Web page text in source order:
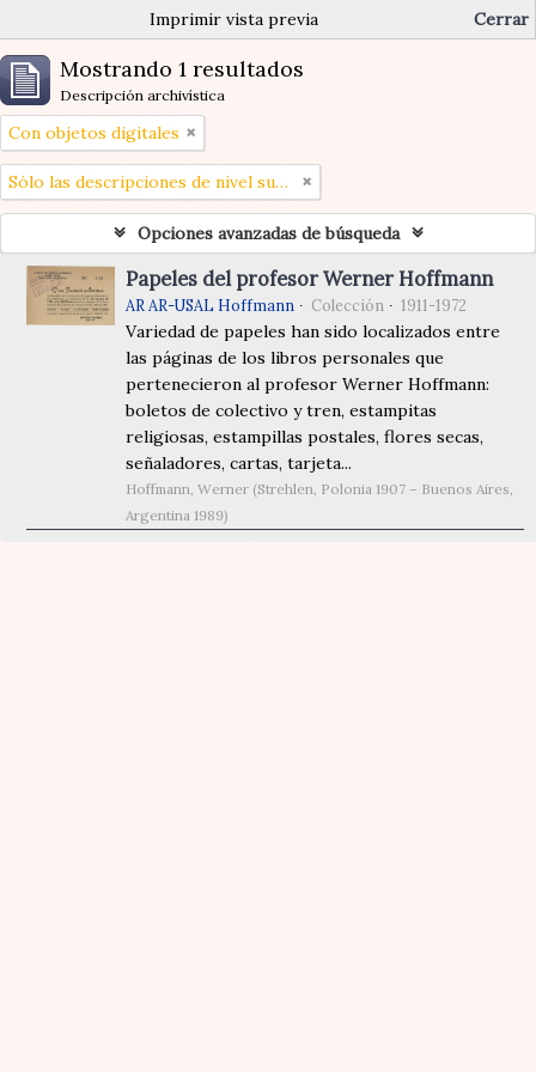
Imprimir vista previa Cerrar
Mostrando 1 resultados
Descripción archivística
Con objetos digitales
Sólo las descripciones de nivel superior
Opciones avanzadas de búsqueda
Papeles del profesor Werner Hoffmann
AR AR-USAL Hoffmann Colección 1911-1972
Variedad de papeles han sido localizados entre
las páginas de los libros personales que
pertenecieron al profesor Werner Hoffmann:
boletos de colectivo y tren, estampitas
religiosas, estampillas postales, flores secas,
señaladores, cartas, tarjeta...
Hoffmann, Werner (Strehlen, Polonia 1907 – Buenos Aires,
Argentina 1989)